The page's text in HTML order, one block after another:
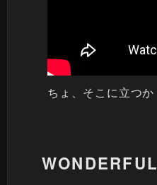
ちょ、そこに立つか
WONDERFUL